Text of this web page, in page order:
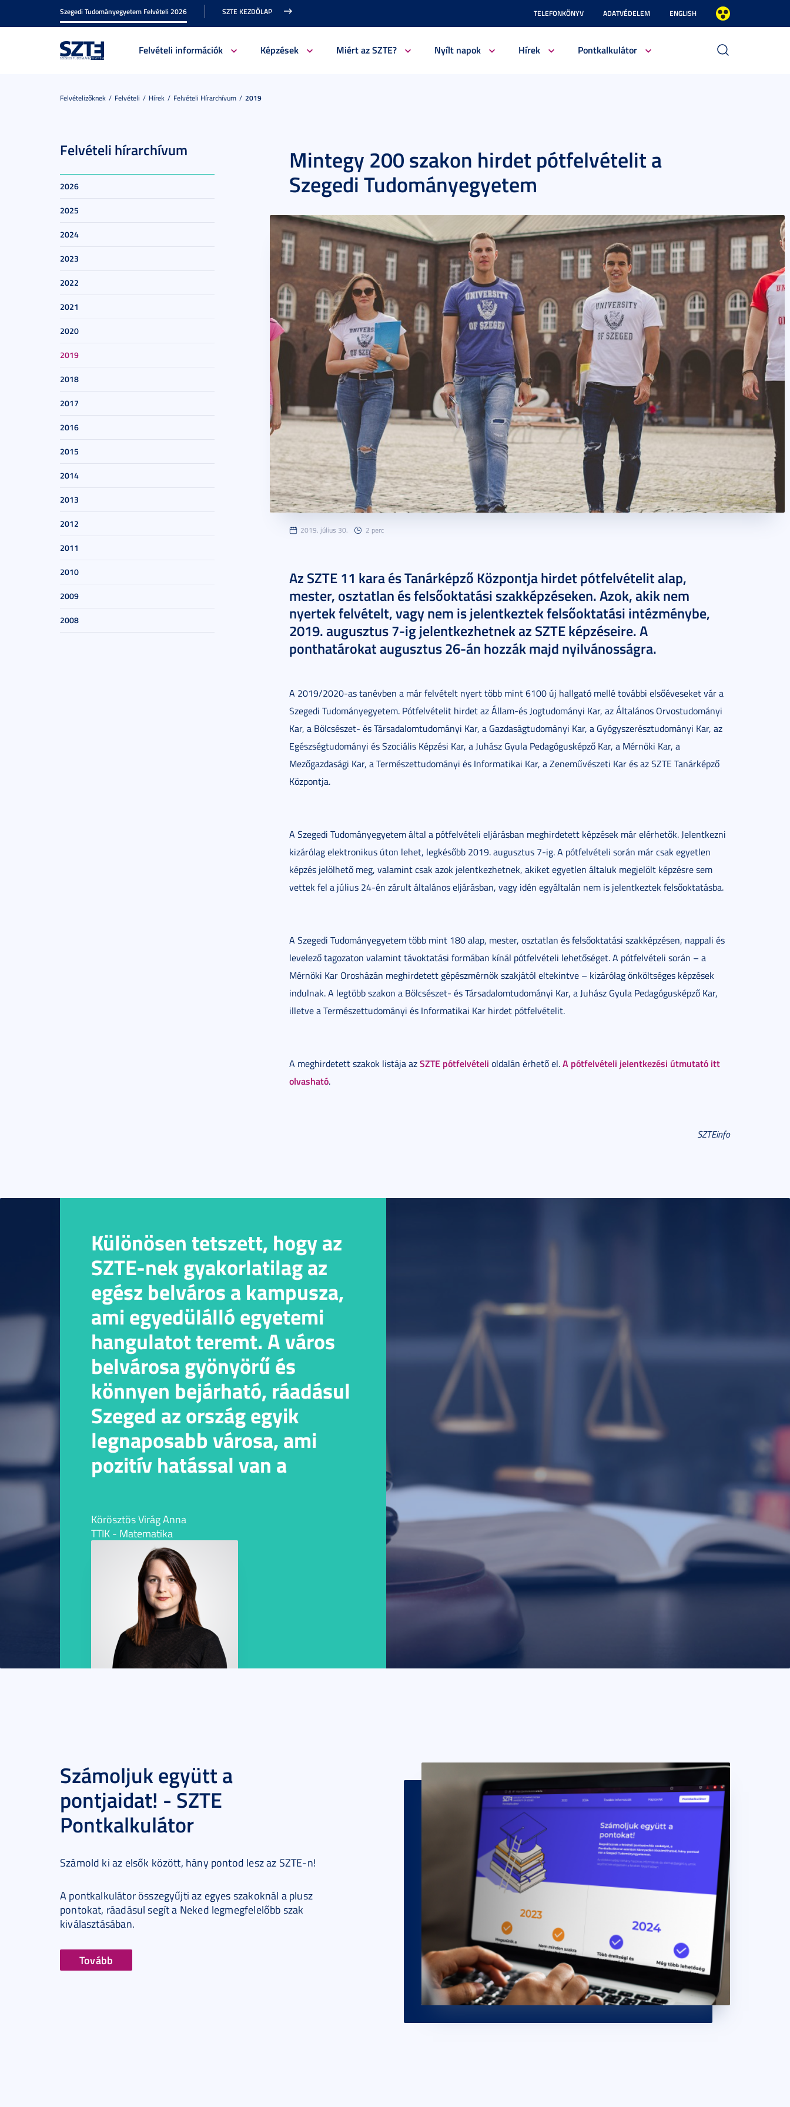
Szegedi Tudományegyetem Felvételi 2026 SZTE KEZDŐLAP TELEFONKÖNYV ADATVÉDELEM ENGLISH
Felvételi információk Képzések Miért az SZTE? Nyílt napok Hírek Pontkalkulátor
Felvételizőknek Felvételi Hírek Felvételi Hírarchívum 2019
Felvételi hírarchívum
2026
2025
2024
2023
2022
2021
2020
2019
2018
2017
2016
2015
2014
2013
2012
2011
2010
2009
2008
Mintegy 200 szakon hirdet pótfelvételit a
Szegedi Tudományegyetem
2019. július 30. 2 perc
Az SZTE 11 kara és Tanárképző Központja hirdet pótfelvételit alap,
mester, osztatlan és felsőoktatási szakképzéseken. Azok, akik nem
nyertek felvételt, vagy nem is jelentkeztek felsőoktatási intézménybe,
2019. augusztus 7-ig jelentkezhetnek az SZTE képzéseire. A
ponthatárokat augusztus 26-án hozzák majd nyilvánosságra.
A 2019/2020-as tanévben a már felvételt nyert több mint 6100 új hallgató mellé további elsőéveseket vár a
Szegedi Tudományegyetem. Pótfelvételit hirdet az Állam-és Jogtudományi Kar, az Általános Orvostudományi
Kar, a Bölcsészet- és Társadalomtudományi Kar, a Gazdaságtudományi Kar, a Gyógyszerésztudományi Kar, az
Egészségtudományi és Szociális Képzési Kar, a Juhász Gyula Pedagógusképző Kar, a Mérnöki Kar, a
Mezőgazdasági Kar, a Természettudományi és Informatikai Kar, a Zeneművészeti Kar és az SZTE Tanárképző
Központja.
A Szegedi Tudományegyetem által a pótfelvételi eljárásban meghirdetett képzések már elérhetők. Jelentkezni
kizárólag elektronikus úton lehet, legkésőbb 2019. augusztus 7-ig. A pótfelvételi során már csak egyetlen
képzés jelölhető meg, valamint csak azok jelentkezhetnek, akiket egyetlen általuk megjelölt képzésre sem
vettek fel a július 24-én zárult általános eljárásban, vagy idén egyáltalán nem is jelentkeztek felsőoktatásba.
A Szegedi Tudományegyetem több mint 180 alap, mester, osztatlan és felsőoktatási szakképzésen, nappali és
levelező tagozaton valamint távoktatási formában kínál pótfelvételi lehetőséget. A pótfelvételi során – a
Mérnöki Kar Orosházán meghirdetett gépészmérnök szakjától eltekintve – kizárólag önköltséges képzések
indulnak. A legtöbb szakon a Bölcsészet- és Társadalomtudományi Kar, a Juhász Gyula Pedagógusképző Kar,
illetve a Természettudományi és Informatikai Kar hirdet pótfelvételit.
A meghirdetett szakok listája azSZTE pótfelvételi oldalán érhető el.A pótfelvételi jelentkezési útmutató itt
olvasható.
SZTEinfo
Különösen tetszett, hogy az
SZTE-nek gyakorlatilag az
egész belváros a kampusza,
ami egyedülálló egyetemi
hangulatot teremt. A város
belvárosa gyönyörű és
könnyen bejárható, ráadásul
Szeged az ország egyik
legnaposabb városa, ami
pozitív hatással van a
Körösztös Virág Anna
TTIK - Matematika
Számoljuk együtt a
pontjaidat! - SZTE
Pontkalkulátor
Számold ki az elsők között, hány pontod lesz az SZTE-n!
A pontkalkulátor összegyűjti az egyes szakoknál a plusz
pontokat, ráadásul segít a Neked legmegfelelőbb szak
kiválasztásában.
Tovább